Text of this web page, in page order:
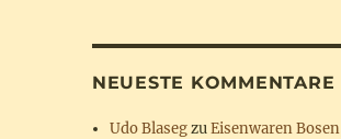
NEUESTE KOMMENTARE
Udo BlasegzuEisenwaren